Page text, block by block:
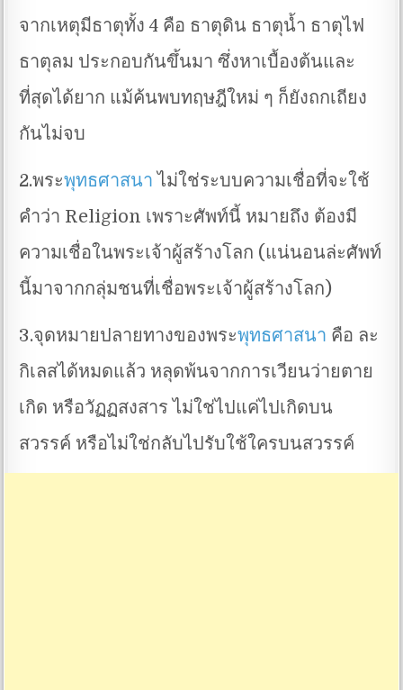
จากเหตุมีธาตุทั้ง 4 คือ ธาตุดิน ธาตุน้ำ ธาตุไฟ
ธาตุลม ประกอบกันขึ้นมา ซึ่งหาเบื้องต้นและ
ที่สุดได้ยาก แม้ค้นพบทฤษฎีใหม่ ๆ ก็ยังถกเถียง
กันไม่จบ
2.พระพุทธศาสนา ไม่ใช่ระบบความเชื่อที่จะใช้
คำว่า Religion เพราะศัพท์นี้ หมายถึง ต้องมี
ความเชื่อในพระเจ้าผู้สร้างโลก (แน่นอนล่ะศัพท์
นี้มาจากกลุ่มชนที่เชื่อพระเจ้าผู้สร้างโลก)
3.จุดหมายปลายทางของพระพุทธศาสนา คือ ละ
กิเลสได้หมดแล้ว หลุดพ้นจากการเวียนว่ายตาย
เกิด หรือวัฏฏสงสาร ไม่ใช่ไปแค่ไปเกิดบน
สวรรค์ หรือไม่ใช่กลับไปรับใช้ใครบนสวรรค์